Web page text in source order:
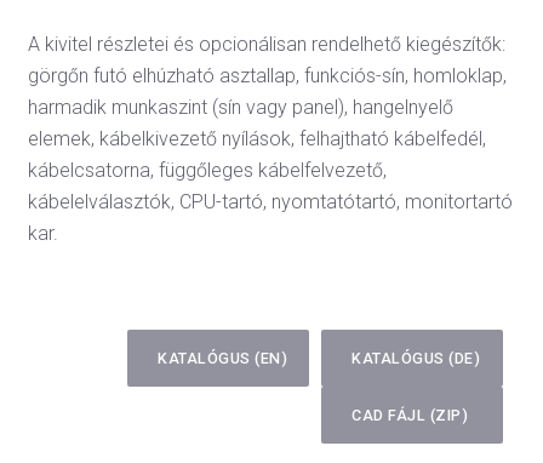
A kivitel részletei és opcionálisan rendelhető kiegészítők:
görgőn futó elhúzható asztallap, funkciós-sín, homloklap,
harmadik munkaszint (sín vagy panel), hangelnyelő
elemek, kábelkivezető nyílások, felhajtható kábelfedél,
kábelcsatorna, függőleges kábelfelvezető,
kábelelválasztók, CPU-tartó, nyomtatótartó, monitortartó
kar.
KATALÓGUS (EN) KATALÓGUS (DE)
CAD FÁJL (ZIP)